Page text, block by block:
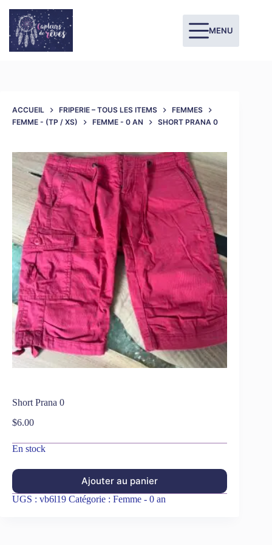
MENU
ACCUEIL FRIPERIE – TOUS LES ITEMS
FEMMES
FEMME - (TP / XS)
FEMME - 0 AN SHORT PRANA 0
Short Prana 0
$6.00
En stock
Ajouter au panier
UGS : vb6l19 Catégorie : Femme - 0 an